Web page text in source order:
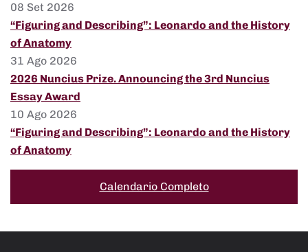
08 Set 2026
“Figuring and Describing”: Leonardo and the History
of Anatomy
31 Ago 2026
2026 Nuncius Prize. Announcing the 3rd Nuncius
Essay Award
10 Ago 2026
“Figuring and Describing”: Leonardo and the History
of Anatomy
Calendario Completo